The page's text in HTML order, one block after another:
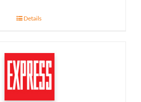
Details